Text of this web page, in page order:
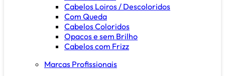
Cabelos Loiros / Descoloridos
Com Queda
Cabelos Coloridos
Opacos e sem Brilho
Cabelos com Frizz
Marcas Profissionais